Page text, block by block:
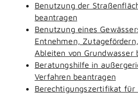
Benutzung der
beantragen
Benutzung eines
Entnehmen,
Ableiten von Grundwasser
Beratungshilfe in
Verfahren beantragen
Berechtigungszertifikat für